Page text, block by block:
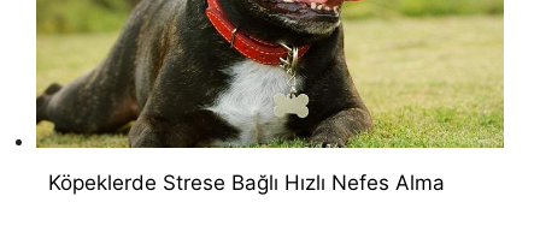
Köpeklerde Strese Bağlı Hızlı Nefes Alma